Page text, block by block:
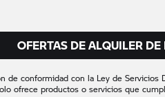
OFERTAS DE ALQUILER
de conformidad con la Ley de Servicios
ofrece productos o servicios que